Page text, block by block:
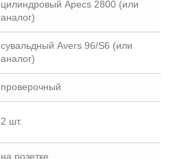
цилиндровый Аpecs 2800 (или
аналог)
сувальдный Avers 96/S6 (или
аналог)
проверочный
2 шт.
на розетке